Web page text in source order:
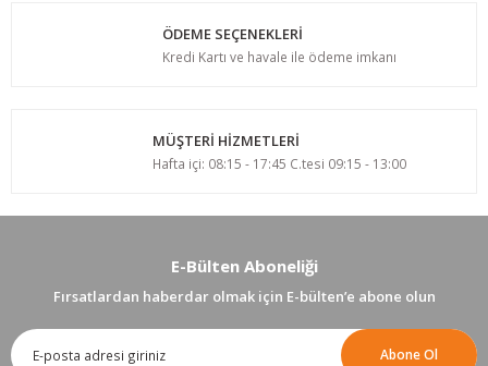
ÖDEME SEÇENEKLERİ
Kredi Kartı ve havale ile ödeme imkanı
MÜŞTERİ HİZMETLERİ
Hafta içi: 08:15 - 17:45 C.tesi 09:15 - 13:00
E-Bülten Aboneliği
Fırsatlardan haberdar olmak için E-bülten’e abone olun
Abone Ol